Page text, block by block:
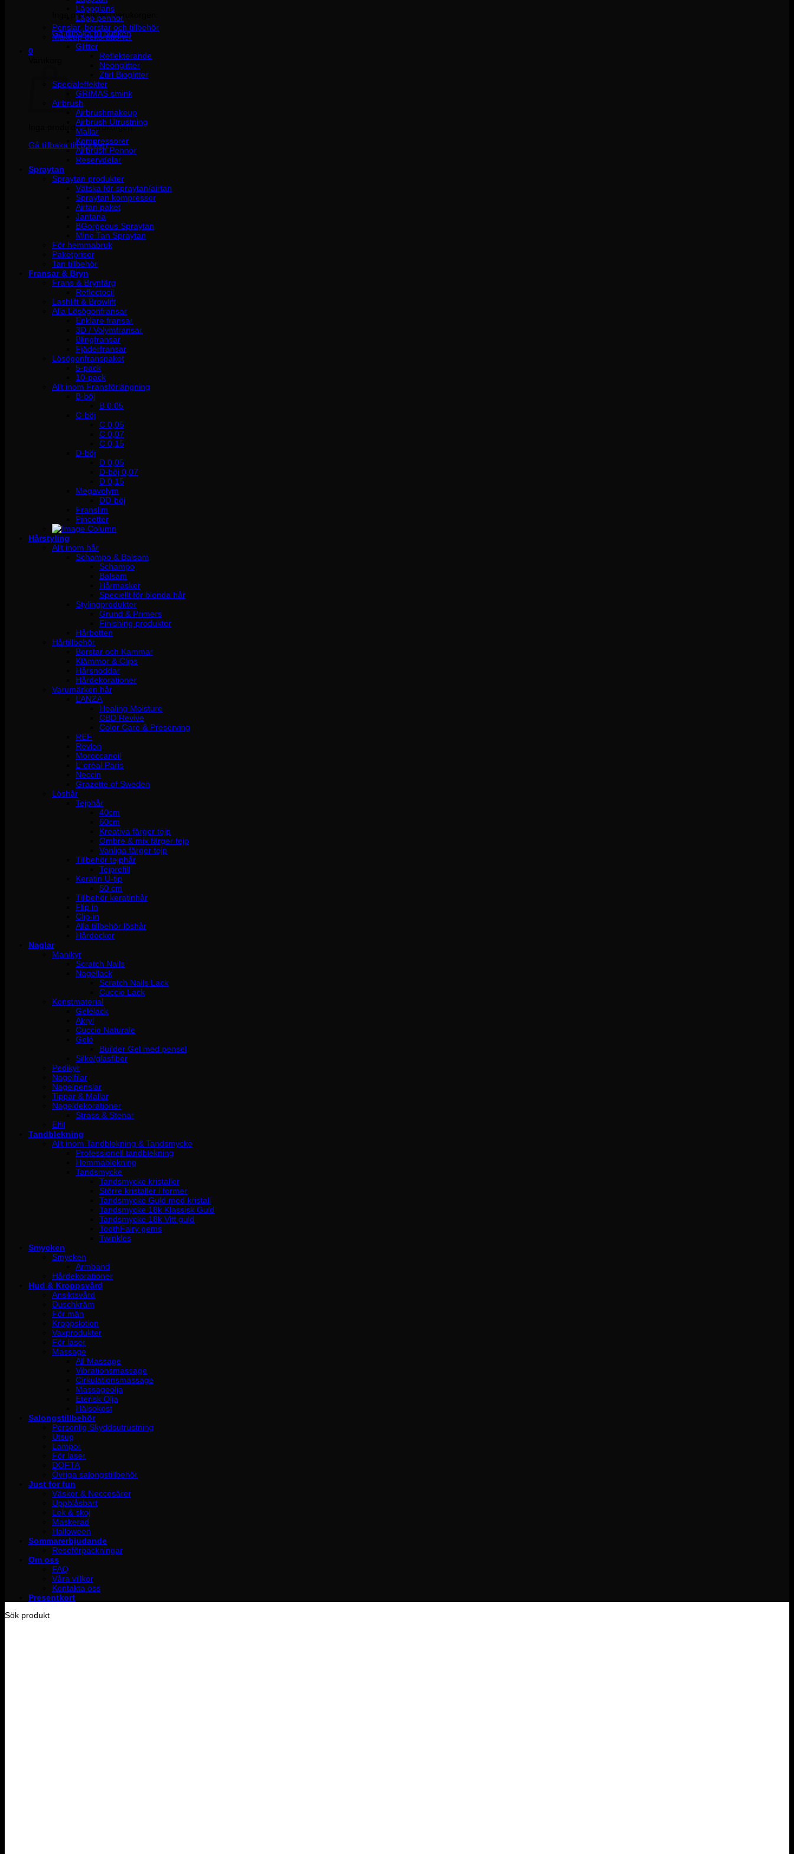
Inga produkter i varukorgen.
Gå tillbaka till butiken
0
Inga produkter i varukorgen.
Gå tillbaka till butiken
Läppglans
Läpp pennor
Penslar, borstar och tillbehör
Makeup dekorationer
Glitter
Reflekterande
Neonglitter
Ztirl Bioglitter
Specialeffekter
GRIMAS smink
Airbrush
Airbrushmakeup
Airbrush Utrustning
Mallar
Kompressorer
Airbrush Pennor
Reservdelar
Spraytan
Spraytan produkter
Vätska för spraytan/airtan
Spraytan kompressor
Airtan paket
Jantana
BGorgeous Spraytan
Mine Tan Spraytan
För hemmabruk
Paketpriser
Tan tillbehör
Fransar & Bryn
Frans & Brynfärg
Reflectocil
Lashlift & Browlift
Alla Lösögonfransar
Enklare fransar
3D / Volymfransar
Blingfransar
Fjäderfransar
Lösögonfranspaket
5-pack
10-pack
Allt inom Fransförlängning
B-böj
B 0.05
C-böj
C 0,05
C 0,07
C 0,15
D-böj
D 0,05
D-böj 0,07
D 0,15
Megavolym
DD-böj
Franslim
Pincetter
Hårstyling
Allt inom hår
Schampo & Balsam
Schampo
Balsam
Hårmasker
Speciellt för blonda hår
Stylingprodukter
Grund & Primers
Finishing produkter
Hårbotten
Hårtillbehör
Borstar och Kammar
Klämmor & Clips
Hårsnoddar
Hårdekorationer
Varumärken hår
LANZA
Healing Moisture
CBD Revive
Color Care & Preserving
REF
Revlon
Moroccanoil
L´oréal Paris
Neccin
Grazette of Sweden
Löshår
Tejphår
40cm
60cm
Kreativa färger tejp
Ombre & mix färger tejp
Vanliga färger tejp
Tillbehör tejphår
Tejprefill
Keratin U-tip
50 cm
Tillbehör keratinhår
Flip in
Clip-in
Alla tillbehör löshår
Hårdockor
Naglar
Manikyr
Scratch Nails
Nagellack
Scratch Nails Lack
Cuccio Lack
Konstmaterial
Gelélack
Akryl
Cuccio Naturale
Gelé
Builder Gel med pensel
Silke/glasfiber
Pedikyr
Nagelfilar
Nagelpenslar
Tippar & Mallar
Nageldekorationer
Strass & Stenar
Elfil
Tandblekning
Allt inom Tandblekning & Tandsmycke
Professionell tandblekning
Hemmablekning
Tandsmycke
Tandsmycke kristaller
Större kristaller i former
Tandsmycke Guld med kristall
Tandsmycke 18k Klassisk Guld
Tandsmycke 18k Vitt guld
ToothFairy gems
Twinkles
Smycken
Smycken
Armband
Hårdekorationer
Hud & Kroppsvård
Ansiktsvård
Duschkräm
För män
Kroppslotion
Vaxprodukter
För laser
Massage
All Massage
Vibrationsmassage
Cirkulationsmassage
Massageolja
Eterisk Olja
Hälsokost
Salongstillbehör
Personlig Skyddsutrustning
Utsug
Lampor
För laser
DOFTA
Övriga salongstillbehör
Just for fun
Väskor & Neccesärer
Uppblåsbart
Lek & skoj
Maskerad
Halloween
Sommarerbjudande
Reseförpackningar
Om oss
FAQ
Våra villkor
Kontakta oss
Presentkort
Sök produkt